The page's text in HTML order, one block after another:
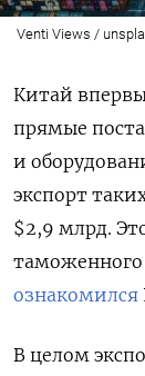
Venti Views /
Китай
прямые
и
экспорт
$2,9 млрд.
таможенного
ознакомился
В целом